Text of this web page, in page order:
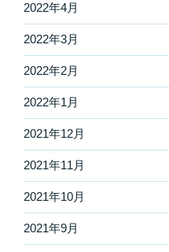
2022年4月
2022年3月
2022年2月
2022年1月
2021年12月
2021年11月
2021年10月
2021年9月